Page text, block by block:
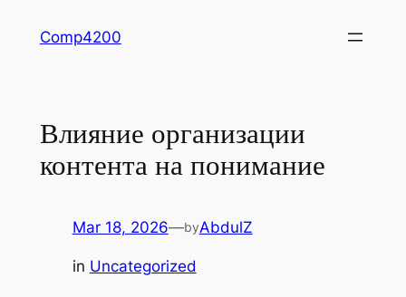
Comp4200
Влияние организации
контента на понимание
Mar 18, 2026—byAbdulZ
in Uncategorized